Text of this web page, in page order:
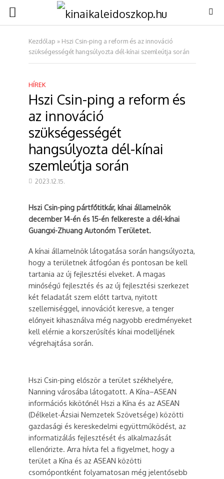
Kezdőlap » Hszi Csin-ping a reform és az innováció
szükségességét hangsúlyozta dél-kínai szemleútja során
HÍREK
Hszi Csin-ping a reform és
az innováció
szükségességét
hangsúlyozta dél-kínai
szemleútja során
2023.12.15.
Hszi Csin-ping pártfőtitkár, kínai államelnök
december 14-én és 15-én felkereste a dél-kínai
Guangxi-Zhuang Autonóm Területet.
A kínai államelnök látogatása során hangsúlyozta,
hogy a területnek átfogóan és pontosan be kell
tartania az új fejlesztési elveket. A magas
minőségű fejlesztés és az új fejlesztési szerkezet
két feladatát szem előtt tartva, nyitott
szellemiséggel, innovációt keresve, a tenger
előnyeit kihasználva még nagyobb eredményeket
kell elérnie a korszerűsítés kínai modelljének
végrehajtása során.
Hszi Csin-ping először a terület székhelyére,
Nanning városába látogatott. A Kína–ASEAN
információs kikötőnél Hszi a Kína és az ASEAN
(Délkelet-Ázsiai Nemzetek Szövetsége) közötti
gazdasági és kereskedelmi együttműködést, az
informatizálás fejlesztését és alkalmazását
ellenőrizte. Arra hívta fel a figyelmet, hogy a
terület a Kína és az ASEAN közötti
csomópontként folyamatosan még jelentősebb